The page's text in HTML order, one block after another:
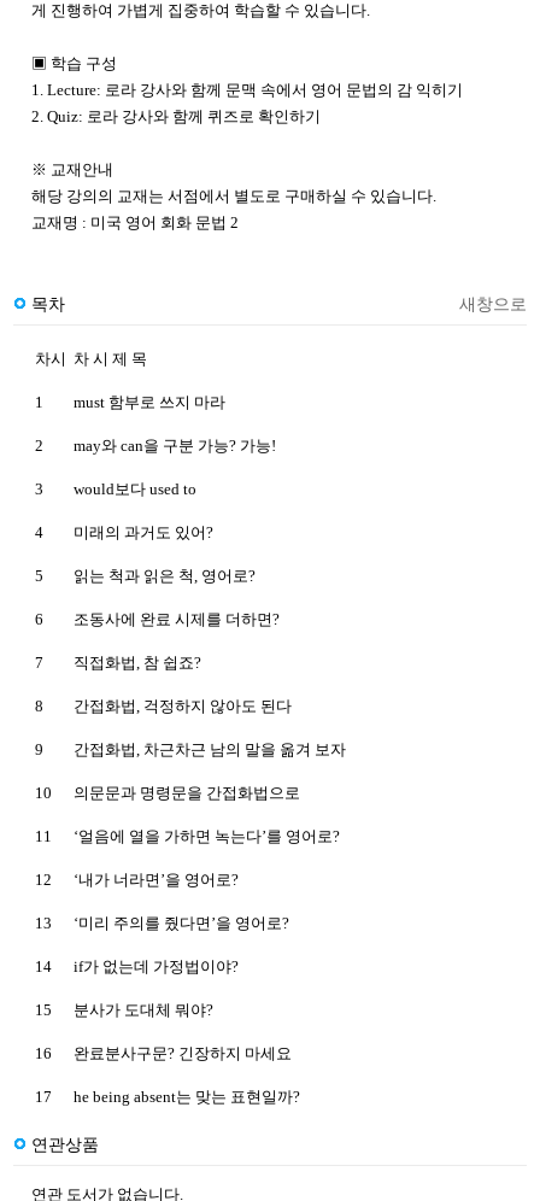
게 진행하여 가볍게 집중하여 학습할 수 있습니다.
▣ 학습 구성
1. Lecture: 로라 강사와 함께 문맥 속에서 영어 문법의 감 익히기
2. Quiz: 로라 강사와 함께 퀴즈로 확인하기
※ 교재안내
해당 강의의 교재는 서점에서 별도로 구매하실 수 있습니다.
교재명 : 미국 영어 회화 문법 2
목차 새창으로
차시 차 시 제 목
1 must 함부로 쓰지 마라
2 may와 can을 구분 가능? 가능!
3 would보다 used to
4 미래의 과거도 있어?
5 읽는 척과 읽은 척, 영어로?
6 조동사에 완료 시제를 더하면?
7 직접화법, 참 쉽죠?
8 간접화법, 걱정하지 않아도 된다
9 간접화법, 차근차근 남의 말을 옮겨 보자
10 의문문과 명령문을 간접화법으로
11 ‘얼음에 열을 가하면 녹는다’를 영어로?
12 ‘내가 너라면’을 영어로?
13 ‘미리 주의를 줬다면’을 영어로?
14 if가 없는데 가정법이야?
15 분사가 도대체 뭐야?
16 완료분사구문? 긴장하지 마세요
17 he being absent는 맞는 표현일까?
연관상품
연관 도서가 없습니다.